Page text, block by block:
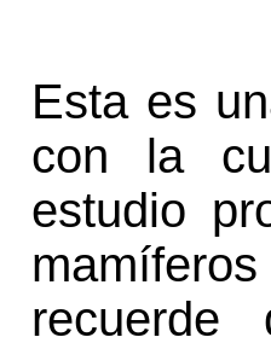
Esta es
con la
estudio
recuerde